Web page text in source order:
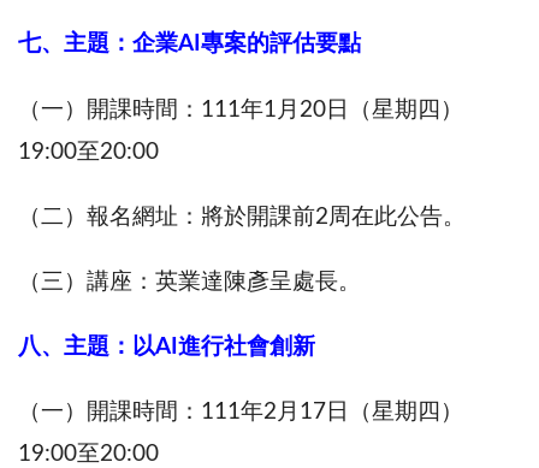
七、主題：企業AI專案的評估要點
（一）開課時間：111年1月20日（星期四）
19:00至20:00
（二）報名網址：將於開課前2周在此公告。
（三）講座：英業達陳彥呈處長。
八、主題：以AI進行社會創新
（一）開課時間：111年2月17日（星期四）
19:00至20:00